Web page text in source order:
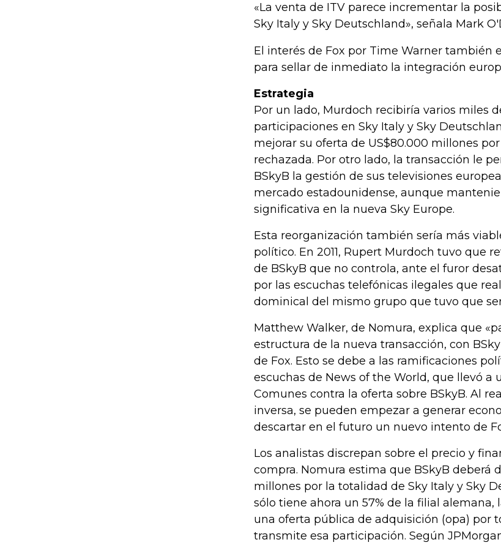
«La venta de ITV parece incrementar la
Sky Italy y Sky Deutschland», señala Mark
El interés de Fox por Time Warner también
para sellar de inmediato la integración
Estrategia
Por un lado, Murdoch recibiría varios miles
participaciones en Sky Italy y Sky
mejorar su oferta de US$80.000 millones
rechazada. Por otro lado, la transacción le
BSkyB la gestión de sus televisiones
mercado estadounidense, aunque
significativa en la nueva Sky Europe.
Esta reorganización también sería más
político. En 2011, Rupert Murdoch tuvo que
de BSkyB que no controla, ante el furor
por las escuchas telefónicas ilegales que
dominical del mismo grupo que tuvo que
Matthew Walker, de Nomura, explica que
estructura de la nueva transacción, con
de Fox. Esto se debe a las ramificaciones
escuchas de News of the World, que llevó a
Comunes contra la oferta sobre BSkyB. Al
inversa, se pueden empezar a generar
descartar en el futuro un nuevo intento de
Los analistas discrepan sobre el precio y
compra. Nomura estima que BSkyB deberá
millones por la totalidad de Sky Italy y Sky
sólo tiene ahora un 57% de la filial
una oferta pública de adquisición (opa) por
transmite esa participación. Según